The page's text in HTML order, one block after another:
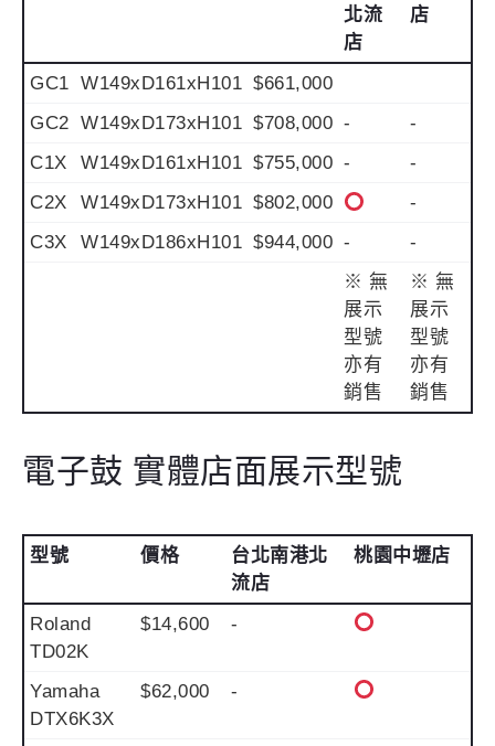
北流
店
店
GC1 W149xD161xH101 $661,000
GC2 W149xD173xH101 $708,000 -
-
C1X
W149xD161xH101 $755,000 -
-
C2X
W149xD173xH101 $802,000
-
C3X
W149xD186xH101 $944,000 -
-
※ 無
展示
型號
亦有
銷售
※ 無
展示
型號
亦有
銷售
電子鼓 實體店面展示型號
型號 價格
台北南港北
流店
桃園中壢店
Roland
TD02K
$14,600 -
Yamaha
DTX6K3X
$62,000 -